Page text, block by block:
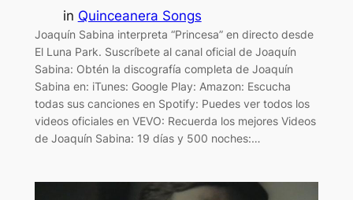
in Quinceanera Songs
Joaquín Sabina interpreta “Princesa” en directo desde
El Luna Park. Suscríbete al canal oficial de Joaquín
Sabina: Obtén la discografía completa de Joaquín
Sabina en: iTunes: Google Play: Amazon: Escucha
todas sus canciones en Spotify: Puedes ver todos los
videos oficiales en VEVO: Recuerda los mejores Videos
de Joaquín Sabina: 19 días y 500 noches:…